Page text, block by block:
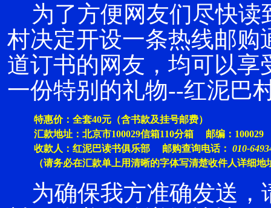
为了方便网友们尽快读
村决定开设一条热线邮购
道订书的网友，均可以
一份特别的礼物--红泥巴
特惠价：全套40元（含书款及挂号邮费）
汇款地址：北京市100029信箱110分箱 邮编：100029
收款人：红泥巴读书俱乐部 邮购查询电话： 010-
（请务必在汇款单上用清晰的字体写清楚收件人详细
为确保我方准确发送，